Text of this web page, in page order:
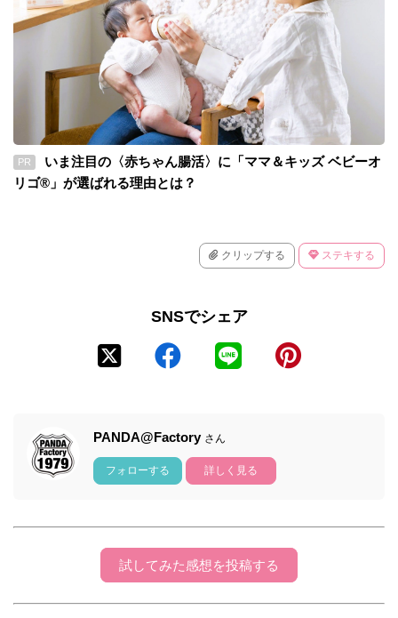
PR
いま注目の〈赤ちゃん腸活〉に「ママ＆キッズ ベビーオ
リゴ®」が選ばれる理由とは？
クリップする ステキする
SNSでシェア
PANDA@Factory さん
フォローする 詳しく見る
試してみた感想を投稿する